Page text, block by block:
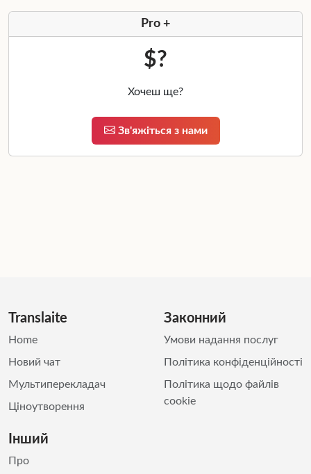
Pro +
$?
Хочеш ще?
Зв'яжіться з нами
Translaite
Home
Новий чат
Мультиперекладач
Ціноутворення
Законний
Умови надання послуг
Політика конфіденційності
Політика щодо файлів
cookie
Інший
Про